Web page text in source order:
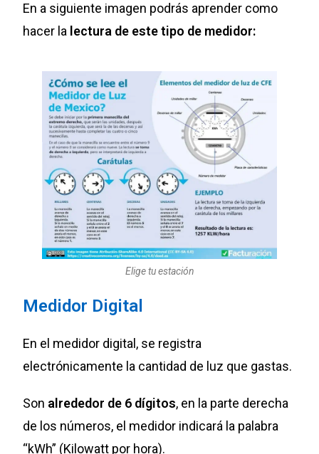
En a siguiente imagen podrás aprender como
hacer la lectura de este tipo de medidor:
Elige tu estación
Medidor Digital
En el medidor digital, se registra
electrónicamente la cantidad de luz que gastas.
Son alrededor de 6 dígitos, en la parte derecha
de los números, el medidor indicará la palabra
“kWh” (Kilowatt por hora).